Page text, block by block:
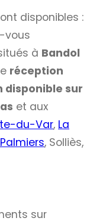
disponibles :
vous
à Bandol
réception
disponible sur
et aux
du-Var, La
, Solliès,
sur